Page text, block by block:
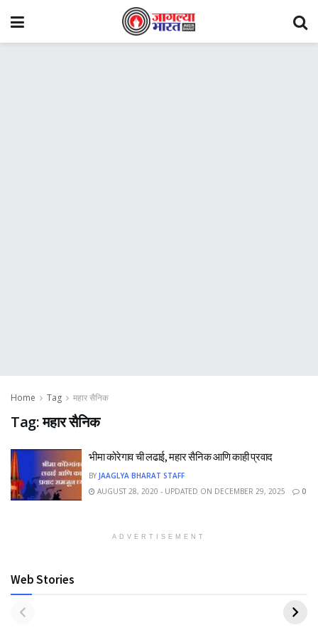
Home Tag महार सैनिक
Tag:महार सैनिक
भीमा कोरेगाव ची लढाई, महार सैनिक आणि काही प्रवाद
BY JAAGLYA BHARAT STAFF
AUGUST 28, 2020 - UPDATED ON DECEMBER 29, 2025
0
ADVERTISEMENT
Web Stories